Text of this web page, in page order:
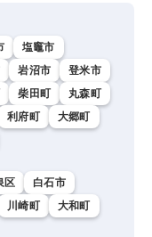
塩竈市
岩沼市
登米市
柴田町
丸森町
利府町
大郷町
区
白石市
川崎町
大和町